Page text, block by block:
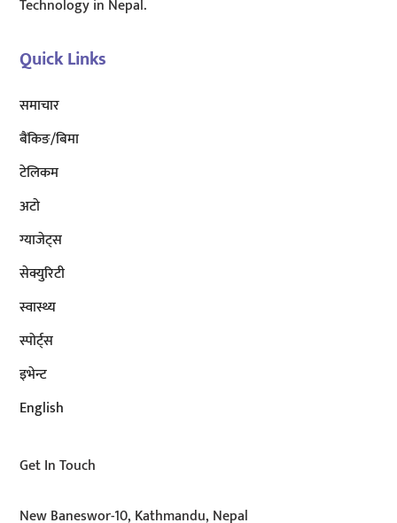
Technology in Nepal.
Quick Links
समाचार
बैंकिङ/बिमा
टेलिकम
अटाे
ग्याजेट्स
सेक्युरिटी
स्वास्थ्य
स्पोर्ट्स
इभेन्ट
English
Get In Touch
New Baneswor-10, Kathmandu, Nepal